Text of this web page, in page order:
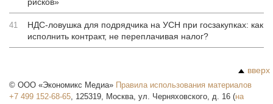
41
НДС-ловушка для подрядчика на УСН при госзакупках: как
исполнить контракт, не переплачивая налог?
вверх
© ООО «Экономикс Медиа» Правила использования материалов
+7 499 152-68-65, 125319, Москва, ул. Черняховского, д. 16 (на